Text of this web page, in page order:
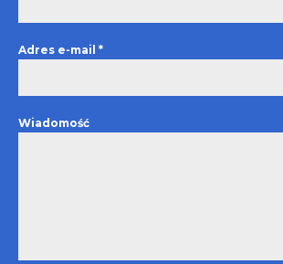
Adres e-mail *
Wiadomość